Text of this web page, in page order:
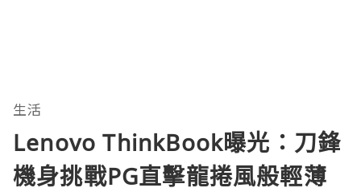
生活
Lenovo ThinkBook曝光：刀鋒
機身挑戰PG直擊龍捲風般輕薄